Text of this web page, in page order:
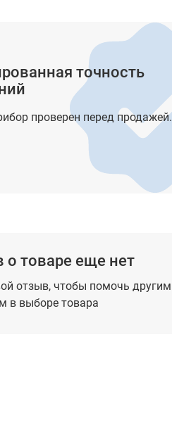
точность
проверен перед продажей.
о товаре еще нет
отзыв, чтобы помочь другим
в выборе товара